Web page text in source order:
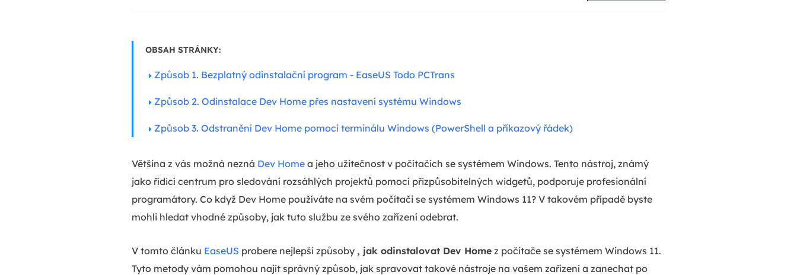
OBSAH STRÁNKY:
Způsob 1. Bezplatný odinstalační program - EaseUS Todo PCTrans
Způsob 2. Odinstalace Dev Home přes nastavení systému Windows
Způsob 3. Odstranění Dev Home pomocí terminálu Windows (PowerShell a příkazový řádek)
Většina z vás možná nezná Dev Home a jeho užitečnost v počítačích se systémem Windows. Tento nástroj, známý
jako řídicí centrum pro sledování rozsáhlých projektů pomocí přizpůsobitelných widgetů, podporuje profesionální
programátory. Co když Dev Home používáte na svém počítači se systémem Windows 11? V takovém případě byste
mohli hledat vhodné způsoby, jak tuto službu ze svého zařízení odebrat.
V tomto článku EaseUS probere nejlepší způsoby , jak odinstalovat Dev Home z počítače se systémem Windows 11.
Tyto metody vám pomohou najít správný způsob, jak spravovat takové nástroje na vašem zařízení a zanechat po